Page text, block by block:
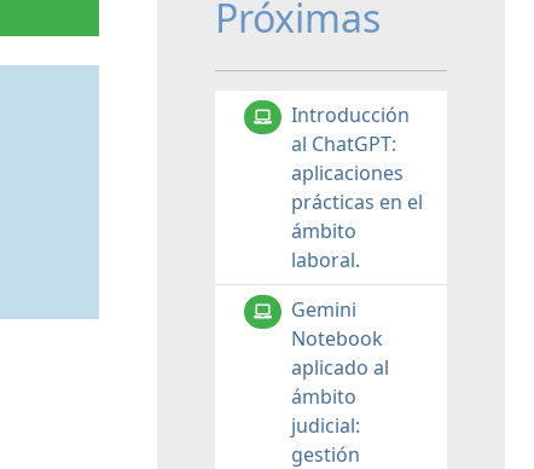
Próximas
Introducción
al ChatGPT:
aplicaciones
prácticas en el
ámbito
laboral.
Gemini
Notebook
aplicado al
ámbito
judicial:
gestión